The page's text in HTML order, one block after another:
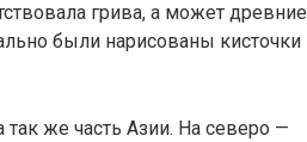
грива, а может древние
были нарисованы кисточки
же часть Азии. На северо —